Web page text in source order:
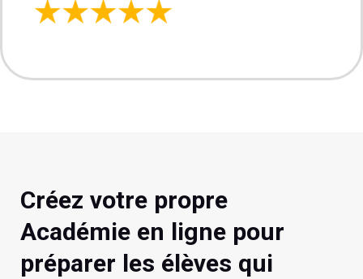
Créez votre propre
Académie en ligne pour
préparer les élèves qui